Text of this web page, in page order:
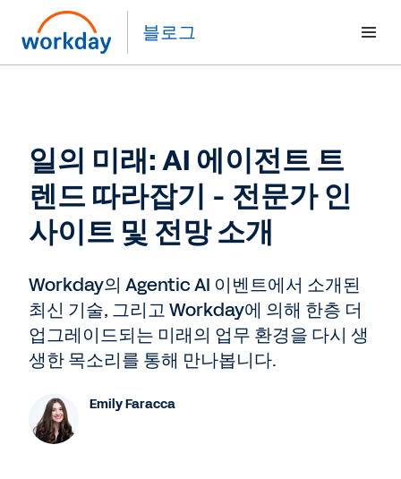
블로그
일의 미래: AI 에이전트 트
렌드 따라잡기 - 전문가 인
사이트 및 전망 소개
Workday의 Agentic AI 이벤트에서 소개된
최신 기술, 그리고 Workday에 의해 한층 더
업그레이드되는 미래의 업무 환경을 다시 생
생한 목소리를 통해 만나봅니다.
Emily Faracca